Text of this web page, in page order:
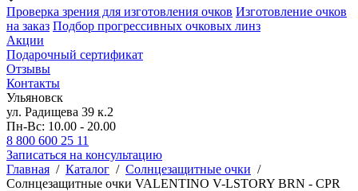
Проверка зрения для изготовления очков Изготовление очков
на заказ Подбор прогрессивных очковых линз
Акции
Подарочный сертификат
Отзывы
Контакты
Ульяновск
ул. Радищева 39 к.2
Пн-Вс: 10.00 - 20.00
8 800 600 25 11
Записаться на консультацию
Главная / Каталог / Солнцезащитные очки /
Солнцезащитные очки VALENTINO V-LSTORY BRN - CPR